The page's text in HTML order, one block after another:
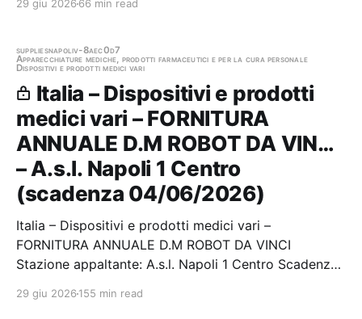
29 giu 2026 66 min read
suppliesnapoliv-8aec0d7
Apparecchiature mediche, prodotti farmaceutici e per la cura personale
Dispositivi e prodotti medici vari
Italia – Dispositivi e prodotti
medici vari – FORNITURA
ANNUALE D.M ROBOT DA VIN…
– A.s.l. Napoli 1 Centro
(scadenza 04/06/2026)
Italia – Dispositivi e prodotti medici vari –
FORNITURA ANNUALE D.M ROBOT DA VINCI
Stazione appaltante: A.s.l. Napoli 1 Centro Scadenza
29 giu 2026 155 min read